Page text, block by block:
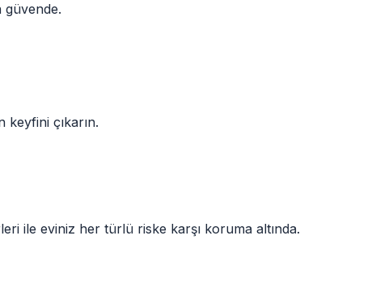
güvende.
çıkarın.
ile eviniz her türlü riske karşı koruma altında.